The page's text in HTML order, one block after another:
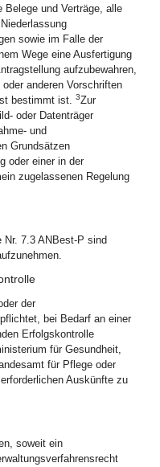
Belege und Verträge, alle
sowie im Falle der
Wege eine Ausfertigung
aufzubewahren,
anderen Vorschriften
bestimmt ist. 3Zur
oder Datenträger
und
Grundsätzen
oder einer in der
zugelassenen Regelung
Nr. 7.3 ANBest-P sind
der
bei Bedarf an einer
Erfolgskontrolle
für Gesundheit,
für Pflege oder
Auskünfte zu
soweit ein